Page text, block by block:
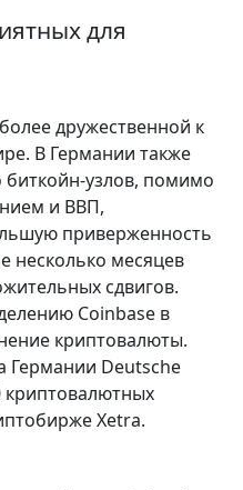
для
дружественной к
В Германии также
узлов, помимо
и ВВП,
приверженность
несколько месяцев
сдвигов.
Coinbase в
криптовалюты.
Германии Deutsche
криптовалютных
Xetra.